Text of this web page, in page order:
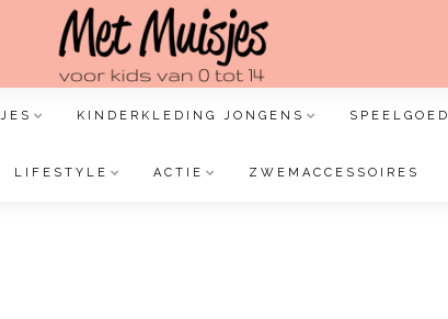
KINDERKLEDING JONGENS SPEELGOED
LIFESTYLE ACTIE ZWEMACCESSOIRES